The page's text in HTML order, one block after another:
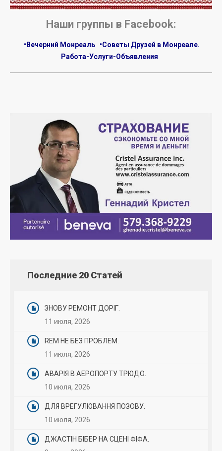
Наши группы в Facebook:
•Вечерний Монреаль
•Советы Друзей в Монреале.
Работа-Услуги-Объявления
Последние 20 Статей
ЗНОВУ РЕМОНТ ДОРІГ.
11 июля, 2026
REM НЕ БЕЗ ПРОБЛЕМ.
11 июля, 2026
АВАРІЯ В АЕРОПОРТУ ТРЮДО.
10 июля, 2026
ДЛЯ ВРЕГУЛЮВАННЯ ПОЗОВУ.
10 июля, 2026
ДЖАСТІН БІБЕР НА СЦЕНІ ФІФА.